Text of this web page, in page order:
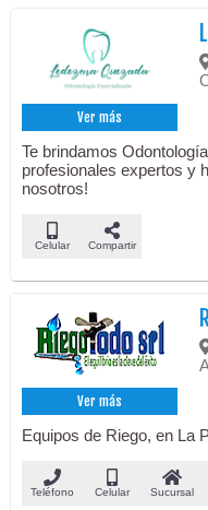
Ver más
Te brindamos
profesionales expertos y
nosotros!
Celular Compartir
Ver más
Equipos de Riego, en La
Teléfono Celular Sucursal